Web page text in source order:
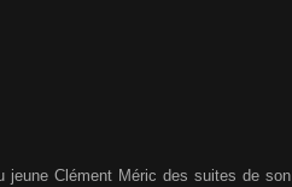
Clément Méric des suites de son